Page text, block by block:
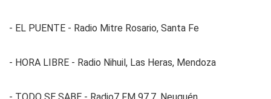
- EL PUENTE - Radio Mitre Rosario, Santa Fe
- HORA LIBRE - Radio Nihuil, Las Heras, Mendoza